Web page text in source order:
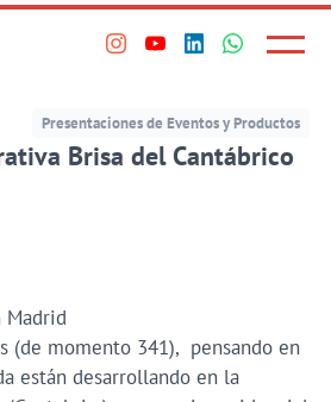
Visita
perfil
Visita
perfil
en
Visita
perfil
Visita
perfil
en
Menú
Presentaciones de Eventos y Productos
Brisa del Cantábrico
Madrid
(de momento 341), pensando en
están desarrollando en la